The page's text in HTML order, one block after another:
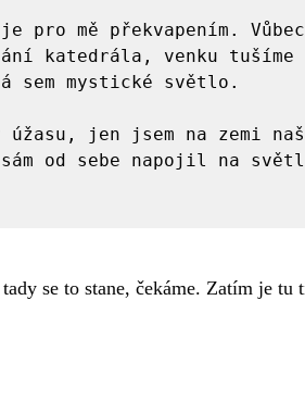
mě překvapením.
katedrála, venku tušíme
sem mystické světlo.
úžasu, jen jsem na zemi
od sebe napojil na
se to stane, čekáme. Zatím je tu